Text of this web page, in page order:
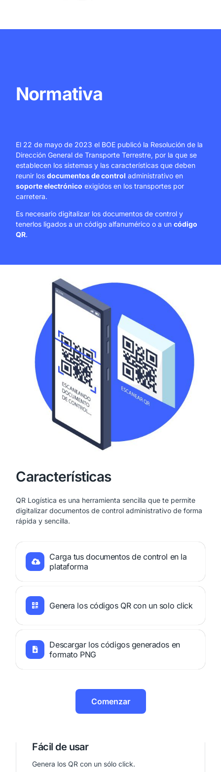
Normativa
El 22 de mayo de 2023 el BOE publicó la Resolución de la
Dirección General de Transporte Terrestre, por la que se
establecen los sistemas y las características que deben
reunir losdocumentos de control administrativo en
soporte electrónico exigidos en los transportes por
carretera.
Es necesario digitalizar los documentos de control y
tenerlos ligados a un código alfanumérico o a uncódigo
QR.
Características
QR Logística es una herramienta sencilla que te permite
digitalizar documentos de control administrativo de forma
rápida y sencilla.
Carga tus documentos de control en la
plataforma
Genera los códigos QR con un solo click
Descargar los códigos generados en
formato PNG
Comenzar
Fácil de usar
Genera los QR con un sólo click.